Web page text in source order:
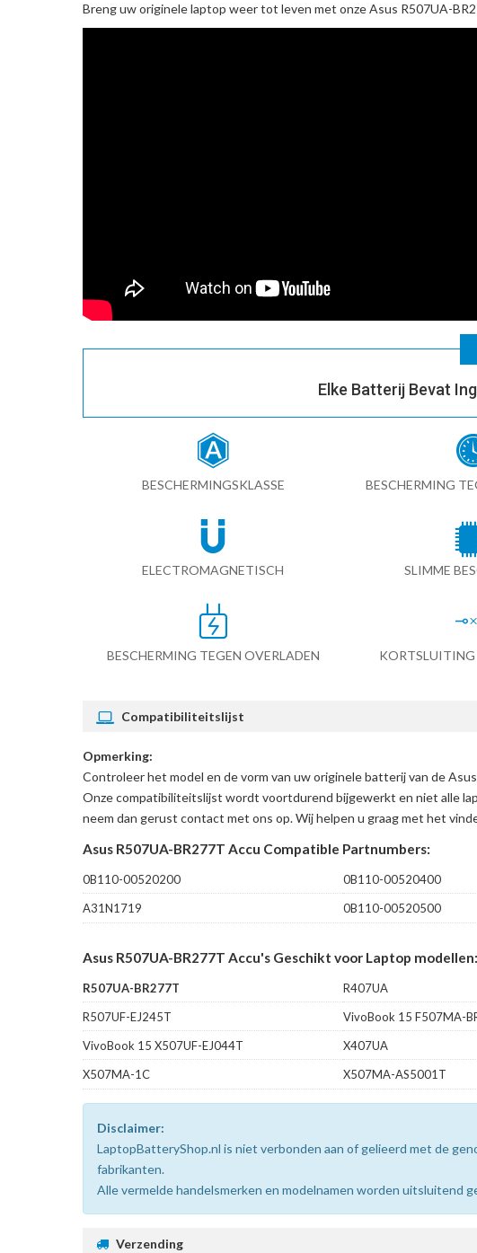
Breng uw originele laptop weer tot leven met onzeAsus R507UA-
Elke Batterij Bevat
BESCHERMINGSKLASSE BESCHERMING
ELECTROMAGNETISCH SLIMME
BESCHERMING TEGEN OVERLADEN KORTSLUITING
Compatibiliteitslijst
Opmerking:
Controleer het model en de vorm van uw originele batterij van de
Onze compatibiliteitslijst wordt voortdurend bijgewerkt en niet alle
neem dan gerust contact met ons op. Wij helpen u graag met het
Asus R507UA-BR277T Accu Compatible Partnumbers:
0B110-00520200 0B110-00520400
A31N1719
0B110-00520500
Asus R507UA-BR277T Accu's Geschikt voor Laptop modellen:
R507UA-BR277T R407UA
R507UF-EJ245T
VivoBook 15 F507MA-
VivoBook 15 X507UF-EJ044T
X407UA
X507MA-1C
X507MA-AS5001T
Disclaimer:
LaptopBatteryShop.nl is niet verbonden aan of gelieerd met de
fabrikanten.
Alle vermelde handelsmerken en modelnamen worden uitsluitend
Verzending